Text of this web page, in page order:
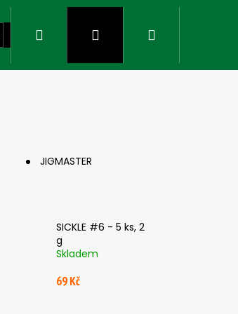
Hledat PřihlášeníNákupní
JIGMASTER
SICKLE #6 - 5 ks, 2
g
Skladem
69 Kč